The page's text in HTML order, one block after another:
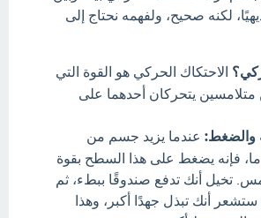
لكنه صحيح، ولفهمه نحتاج إلى
الاحتكاك الحركي هو القوة التي
يتحركان أحدهما على
والضغط: عندما يزيد جسم من
فإنه يضغط على هذا السطح بقوة
تخيل أنك تدفع صندوقًا ببطء، ثم
أنك تبذل جهدًا أكبر، وهذا